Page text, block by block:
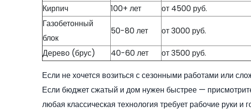
Кирпич
100+ лет от 4500 руб.
Газобетонный
блок
50-80 лет от 3000 руб.
Дерево (брус)
40-60 лет от 3500 руб.
Если не хочется возиться с сезонными работами или
Если бюджет сжатый и дом нужен быстрее —
любая классическая технология требует рабочие руки